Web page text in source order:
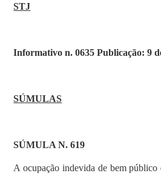
STJ
Informativo n. 0635 Publicação: 9
SÚMULAS
SÚMULA N. 619
A ocupação indevida de bem público